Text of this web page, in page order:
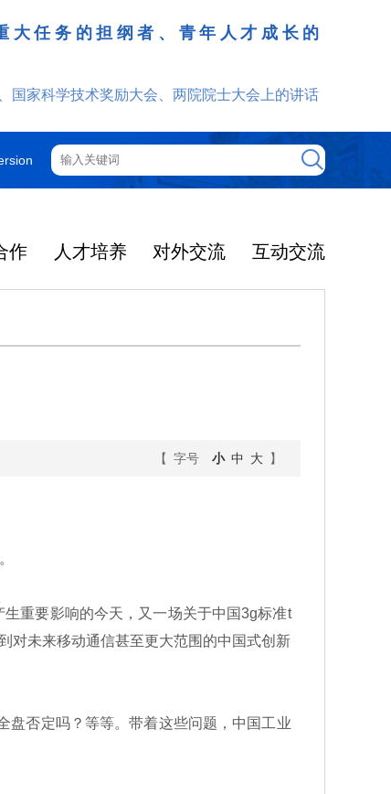
任务的担纲者、青年人才成长的
家科学技术奖励大会、两院院士大会上的讲话
作 人才培养 对外交流 互动交流
【 字号 小 中 大】
重要影响的今天，又一场关于中国3g标准t
对未来移动通信甚至更大范围的中国式创新
否定吗？等等。带着这些问题，中国工业